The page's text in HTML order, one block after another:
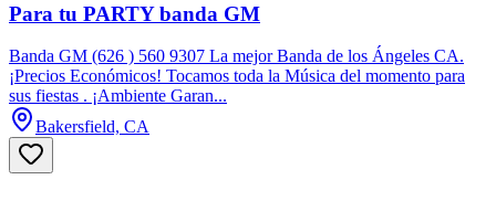
Para tu PARTY banda GM
Banda GM (626 ) 560 9307 La mejor Banda de los Ángeles CA.
¡Precios Económicos! Tocamos toda la Música del momento para
sus fiestas . ¡Ambiente Garan...
Bakersfield, CA